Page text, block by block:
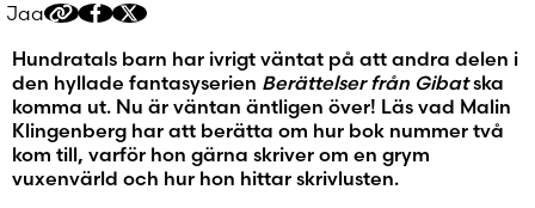
Jaa
Kopioi
jakolinkki
Jaa
Facebookissa
Jaa
Twitteriin/X:ään
Hundratals barn har ivrigt väntat på att andra delen i
den hyllade fantasyserien Berättelser från Gibatska
komma ut. Nu är väntan äntligen över! Läs vad Malin
Klingenberg har att berätta om hur bok nummer två
kom till, varför hon gärna skriver om en grym
vuxenvärld och hur hon hittar skrivlusten.